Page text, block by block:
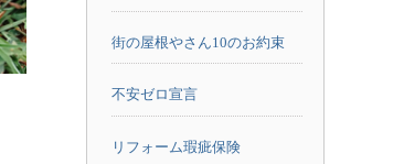
街の屋根やさん10のお約束
不安ゼロ宣言
リフォーム瑕疵保険